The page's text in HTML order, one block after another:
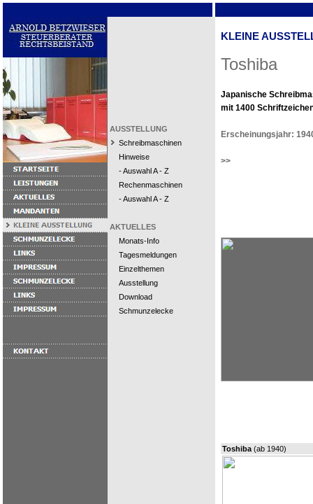
AUSSTELLUNG
Schreibmaschinen
Hinweise
- Auswahl A - Z
Rechenmaschinen
- Auswahl A - Z
AKTUELLES
Monats-Info
Tagesmeldungen
Einzelthemen
Ausstellung
Download
Schmunzelecke
KLEINE
Toshiba
Japanische
mit 1400
Erscheinungsjahr:
>>
Toshiba (ab 1940)